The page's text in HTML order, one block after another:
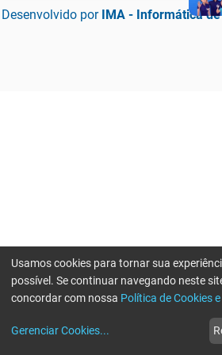
Desenvolvido por IMA - Informática
Usamos cookies para tornar sua
possível. Se continuar navegando neste
concordar com nossa Política de Cookies
Gerenciar Cookies...
Erro ao enviar informações, por favor